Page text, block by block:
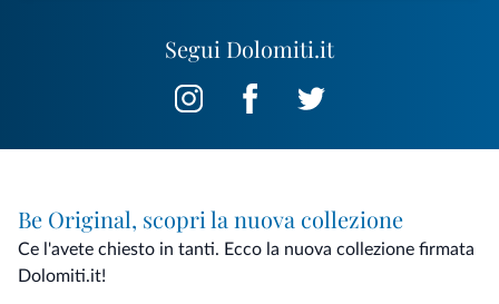
Segui Dolomiti.it
Be Original, scopri la nuova collezione
Ce l'avete chiesto in tanti. Ecco la nuova collezione firmata
Dolomiti.it!